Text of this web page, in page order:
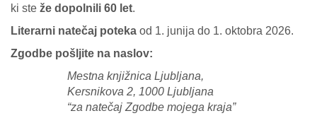
ki ste že dopolnili 60 let.
Literarni natečaj poteka od 1. junija do 1. oktobra 2026.
Zgodbe pošljite na naslov:
Mestna knjižnica Ljubljana,
Kersnikova 2, 1000 Ljubljana
“za natečaj Zgodbe mojega kraja”